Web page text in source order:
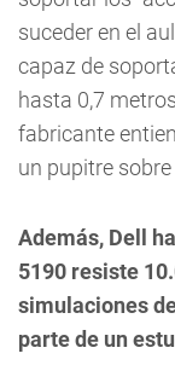
suceder en el
capaz de
hasta 0,7
fabricante
un pupitre
Además, Dell
5190 resiste
simulaciones
parte de un